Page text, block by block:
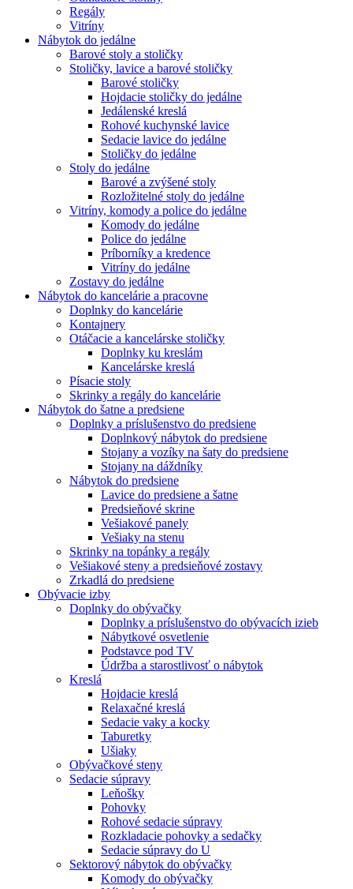
Regály
Vitríny
Nábytok do jedálne
Barové stoly a stoličky
Stoličky, lavice a barové stoličky
Barové stoličky
Hojdacie stoličky do jedálne
Jedálenské kreslá
Rohové kuchynské lavice
Sedacie lavice do jedálne
Stoličky do jedálne
Stoly do jedálne
Barové a zvýšené stoly
Rozložitelné stoly do jedálne
Vitríny, komody a police do jedálne
Komody do jedálne
Police do jedálne
Príborníky a kredence
Vitríny do jedálne
Zostavy do jedálne
Nábytok do kancelárie a pracovne
Doplnky do kancelárie
Kontajnery
Otáčacie a kancelárske stoličky
Doplnky ku kreslám
Kancelárske kreslá
Písacie stoly
Skrinky a regály do kancelárie
Nábytok do šatne a predsiene
Doplnky a príslušenstvo do predsiene
Doplnkový nábytok do predsiene
Stojany a vozíky na šaty do predsiene
Stojany na dáždníky
Nábytok do predsiene
Lavice do predsiene a šatne
Predsieňové skrine
Vešiakové panely
Vešiaky na stenu
Skrinky na topánky a regály
Vešiakové steny a predsieňové zostavy
Zrkadlá do predsiene
Obývacie izby
Doplnky do obývačky
Doplnky a príslušenstvo do obývacích izieb
Nábytkové osvetlenie
Podstavce pod TV
Údržba a starostlivosť o nábytok
Kreslá
Hojdacie kreslá
Relaxačné kreslá
Sedacie vaky a kocky
Taburetky
Ušiaky
Obývačkové steny
Sedacie súpravy
Leňošky
Pohovky
Rohové sedacie súpravy
Rozkladacie pohovky a sedačky
Sedacie súpravy do U
Sektorový nábytok do obývačky
Komody do obývačky